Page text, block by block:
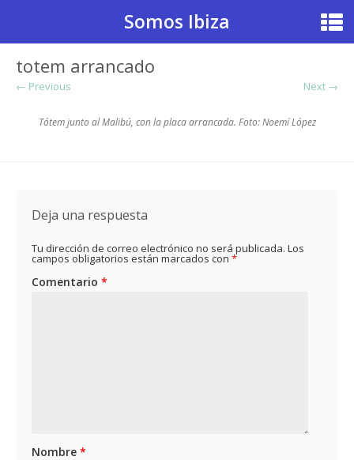
Somos Ibiza
totem arrancado
← Previous Next →
Tótem junto al Malibú, con la placa arrancada. Foto: Noemí López
Deja una respuesta
Tu dirección de correo electrónico no será publicada. Los
campos obligatorios están marcados con *
Comentario *
Nombre *